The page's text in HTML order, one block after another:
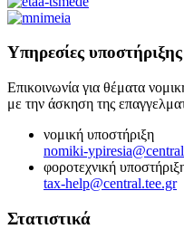
Υπηρεσίες υποστήριξης
Επικοινωνία για θέματα
με την άσκηση της
νομική υποστήριξη
nomiki-
φοροτεχνική
tax-help@central.tee.gr
Στατιστικά